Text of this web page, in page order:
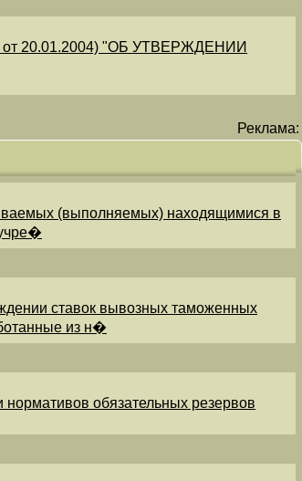
от 20.01.2004) "ОБ УТВЕРЖДЕНИИ
Реклама:
(выполняемых) находящимися в
ставок вывозных таможенных
из н�
обязательных резервов